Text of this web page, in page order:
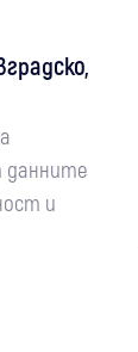
данните
и